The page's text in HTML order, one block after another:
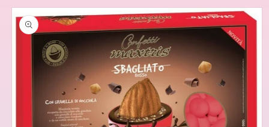
Passa alle
informazioni
sul prodotto